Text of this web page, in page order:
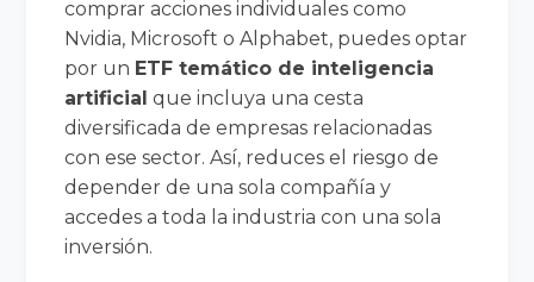
comprar acciones individuales como
Nvidia, Microsoft o Alphabet, puedes optar
por un ETF temático de inteligencia
artificial que incluya una cesta
diversificada de empresas relacionadas
con ese sector. Así, reduces el riesgo de
depender de una sola compañía y
accedes a toda la industria con una sola
inversión.